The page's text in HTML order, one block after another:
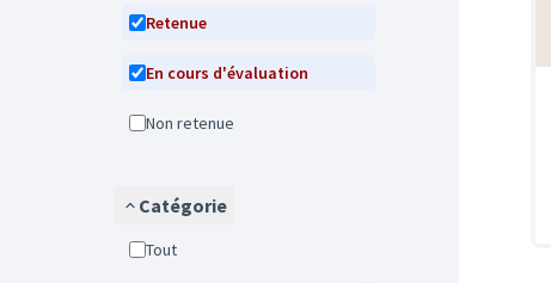
Retenue
En cours d'évaluation
Non retenue
Catégorie
Tout